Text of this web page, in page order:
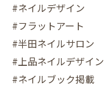
#ネイルデザイン
#フラットアート
#半田ネイルサロン
#上品ネイルデザイン
#ネイルブック掲載